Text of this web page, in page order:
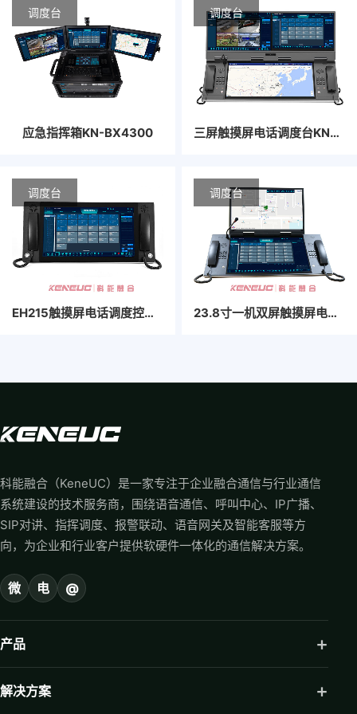
调度台
应急指挥箱KN-BX4300
调度台
三屏触摸屏电话调度台​KN-238IPS-L3P
调度台
EH215触摸屏电话调度控制台
调度台
23.8寸一机双屏触摸屏电话调度控制台
科能融合（KeneUC）是一家专注于企业融合通信与行业通信
系统建设的技术服务商，围绕语音通信、呼叫中心、IP广播、
SIP对讲、指挥调度、报警联动、语音网关及智能客服等方
向，为企业和行业客户提供软硬件一体化的通信解决方案。
微 电 @
产品
解决方案